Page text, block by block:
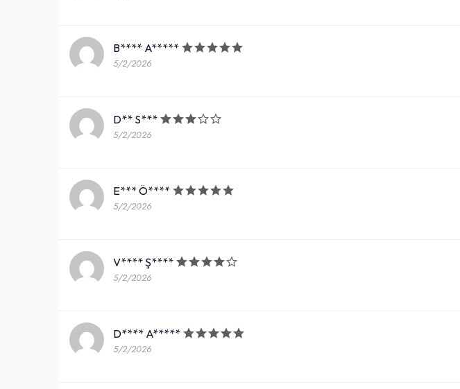
B**** A*****
5/2/2026
D** S***
5/2/2026
E*** Ö****
5/2/2026
V**** Ş****
5/2/2026
D**** A*****
5/2/2026